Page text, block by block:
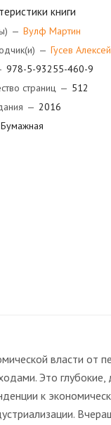
книги
— Вулф Мартин
— Гусев Алексей
978-5-93255-460-9
страниц — 512
— 2016
Бумажная
власти от
Это
к